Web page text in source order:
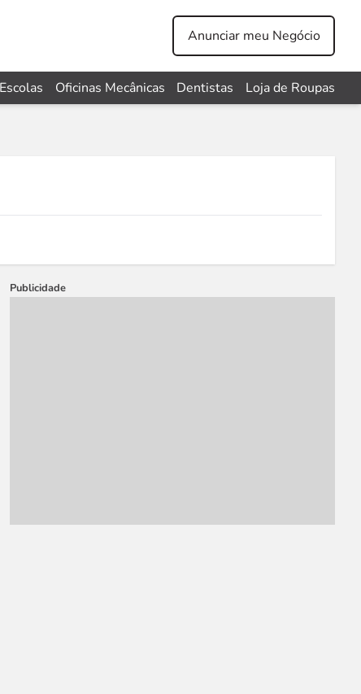
Anunciar meu Negócio
Escolas Oficinas Mecânicas Dentistas Loja de Roupas
Publicidade